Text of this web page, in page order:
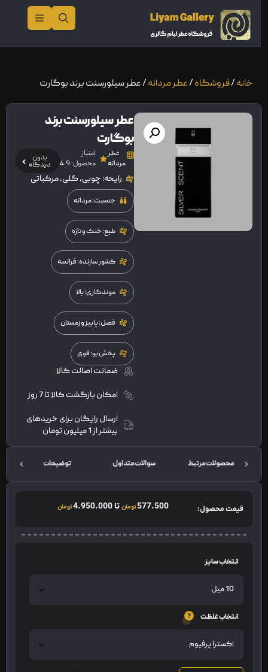
خانه/فروشگاه/عطر مردانه/ عطر سیلورسنت برند بوگارت
عطر سیلورسنت برند
بوگارت
عطر
مردانه
امتیاز
محصول: 4.9
بدون
دیدگاه
رایحه: چوبی، گلی، مرکباتی
جنسیت: مردانه
طبع: خنک و تازه
کشور سازنده: فرانسه
موندگاری: بالا
فصل: پاییز و زمستان
پخش بو: قوی
ضمانت اصالت کالا
امکان بازگشت کالا تا 7 روز
ارسال رایگان برای خریدهای
بیشتر از 1 میلیون تومان
محصولات مرتبط سوالات متداول توضیحات
قیمت محصول: 577.500تومانتا4.950.000تومان
انتخاب سایز
انتخاب غلظت